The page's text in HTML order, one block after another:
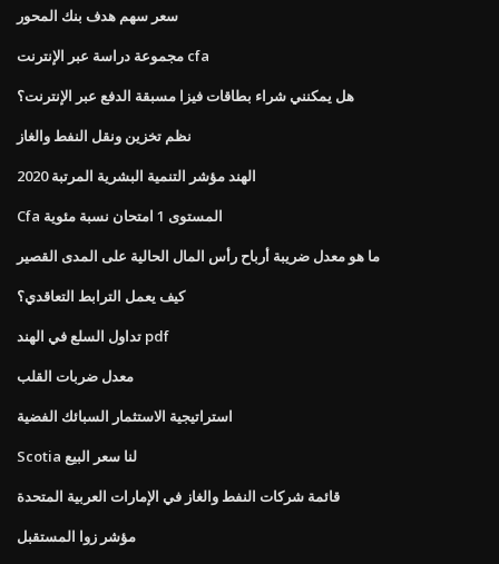
سعر سهم هدف بنك المحور
مجموعة دراسة عبر الإنترنت cfa
هل يمكنني شراء بطاقات فيزا مسبقة الدفع عبر الإنترنت؟
نظم تخزين ونقل النفط والغاز
الهند مؤشر التنمية البشرية المرتبة 2020
Cfa المستوى 1 امتحان نسبة مئوية
ما هو معدل ضريبة أرباح رأس المال الحالية على المدى القصير
كيف يعمل الترابط التعاقدي؟
تداول السلع في الهند pdf
معدل ضربات القلب
استراتيجية الاستثمار السبائك الفضية
Scotia لنا سعر البيع
قائمة شركات النفط والغاز في الإمارات العربية المتحدة
مؤشر زوا المستقبل